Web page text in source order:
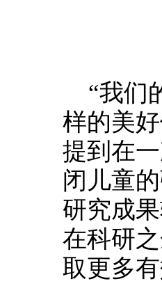
“我们
样的美
提到在
闭儿童
研究成
在科研
取更多